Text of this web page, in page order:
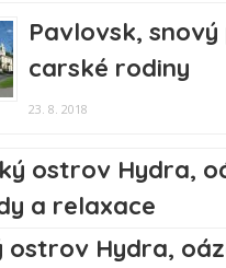
Pavlovsk,
carské rodiny
23. 8. 2018
ostrov Hydra,